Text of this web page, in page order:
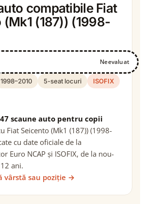
compatibile Fiat
(Mk1 (187)) (1998-
Neevaluat
1998–2010 5-seat locuri
ISOFIX
47 scaune auto pentru copii
Fiat Seicento (Mk1 (187)) (1998-
cu date oficiale de la
Euro NCAP și ISOFIX, de la nou-
ani.
vârstă sau poziție →